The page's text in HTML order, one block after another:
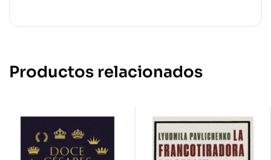
Productos relacionados